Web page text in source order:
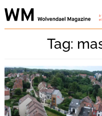
Skip
to
Tag: